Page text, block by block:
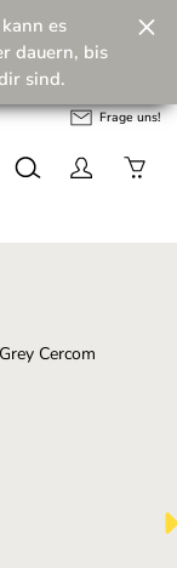
es
dauern, bis
sind.
Frage uns!